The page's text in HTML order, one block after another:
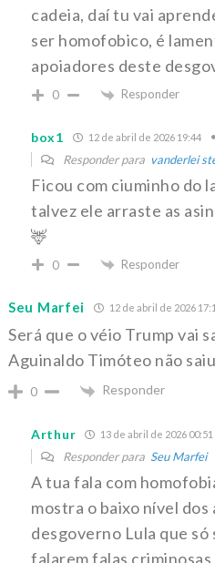
cadeia, daí tu vai
ser homofobico, é
apoiadores deste
0 Responder
box1 12 de abril de 2026 19:44
Responder para vanderlei
Ficou com ciuminho do
talvez ele arraste as
🦌
0 Responder
Seu Marfei 12 de abril de 2026
Será que o véio Trump vai
Aguinaldo Timóteo não
0 Responder
Arthur 13 de abril de 2026 00:51
Responder para Seu Marfei
A tua fala com
mostra o baixo nível
desgoverno Lula que
falarem falas